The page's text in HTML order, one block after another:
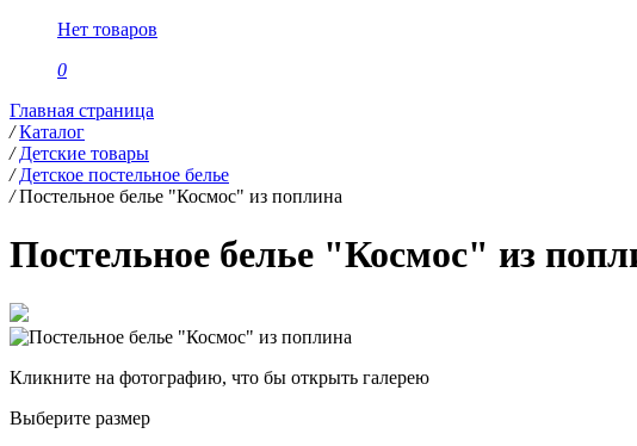
Нет товаров
0
Главная страница
/ Каталог
/ Детские товары
/ Детское постельное белье
/ Постельное белье "Космос" из поплина
Постельное белье "Космос" из
Кликните на фотографию, что бы открыть галерею
Выберите размер